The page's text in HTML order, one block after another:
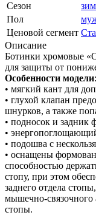
Сезон
Пол
Ценовой сегмент
Описание
Ботинки хромовые
для защиты от
Особенности модели:
• мягкий кант для
• глухой клапан
шнурков, а также
• подносок и задник
•
• подошва с
• оснащены
способностью
стопу, при этом
заднего отдела
мышечно-связочного
стопы.